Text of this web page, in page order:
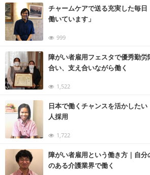
チャームケアで送る充実した毎日
働いています」
999
障がい者雇用フェスタで優秀勤
合い、支え合いながら働く
1,522
日本で働くチャンスを活かした
人採用
1,722
障がい者雇用という働き方｜自
のある介護業界で働く